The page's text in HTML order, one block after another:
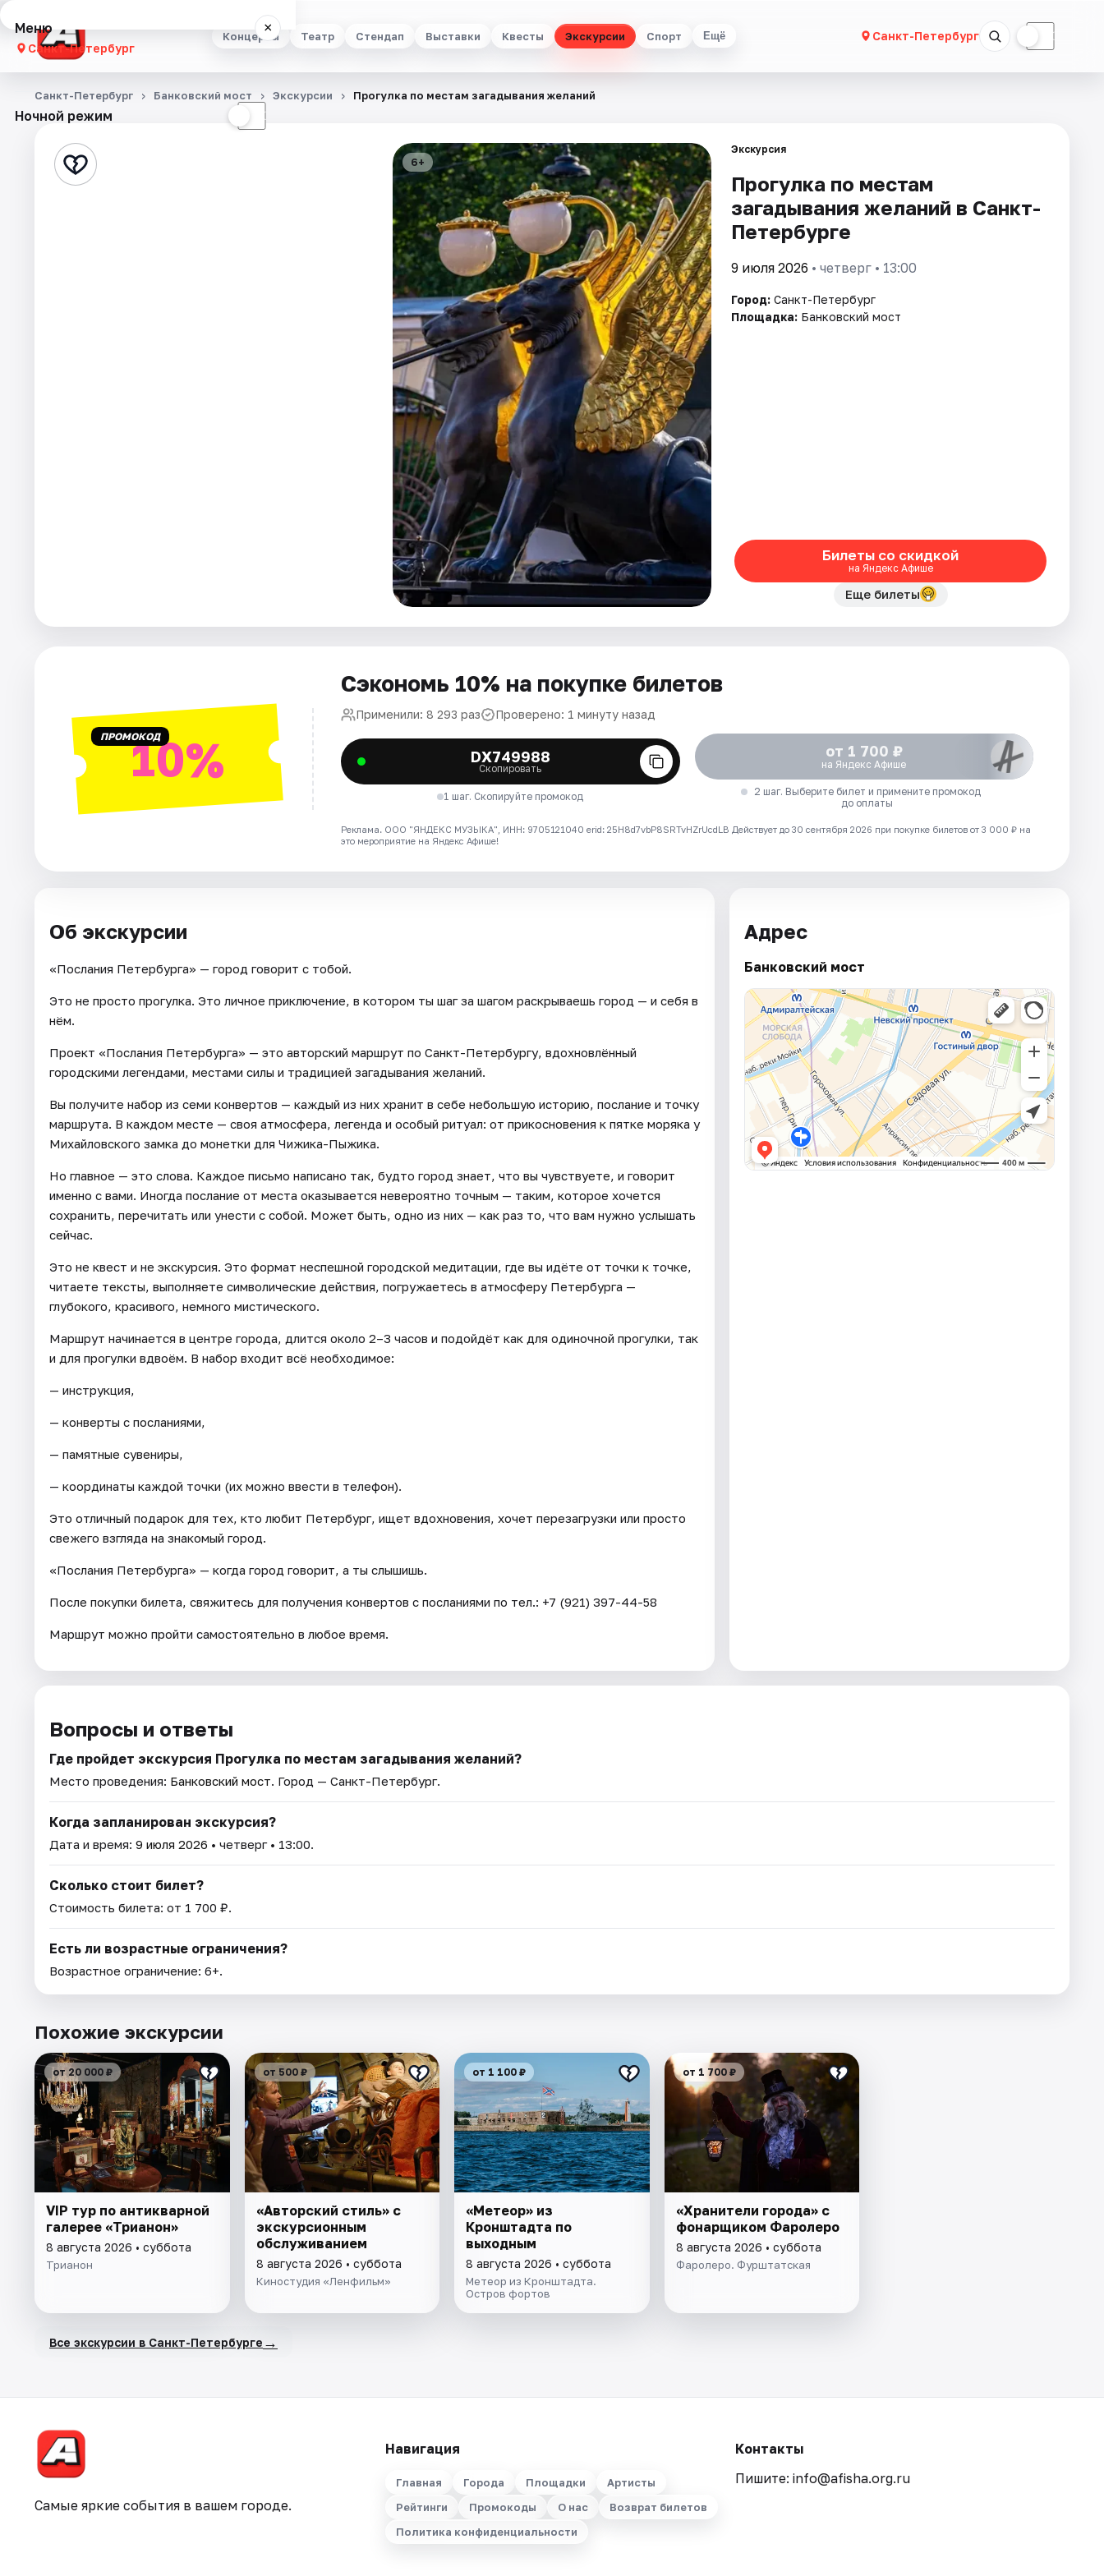
Концерты Театр Стендап Выставки Квесты Экскурсии Спорт Ещё Санкт-Петербург ☾
Меню ×
Санкт-Петербург
Концерты
Стендап
Ночной режим ☾
Санкт-Петербург Банковский мост Экскурсии Прогулка по местам загадывания желаний
6+
Экскурсия
Прогулка по местам
загадывания желаний в Санкт-
Петербурге
9 июля 2026 • четверг • 13:00
Город: Санкт-Петербург
Площадка: Банковский мост
Билеты со скидкой
на Яндекс Афише
Еще билеты
ПРОМОКОД10%
Сэкономь 10% на покупке билетов
Применили: 8 293 раз Проверено: 1 минуту назад
DX749988
Скопировать
1 шаг. Скопируйте промокод
от 1 700 ₽
на Яндекс Афише
2 шаг. Выберите билет и примените промокод
до оплаты
Реклама. ООО "ЯНДЕКС МУЗЫКА", ИНН: 9705121040 erid: 25H8d7vbP8SRTvHZrUcdLB Действует до 30 сентября 2026 при покупке билетов от 3 000 ₽ на
это мероприятие на Яндекс Афише!
Об экскурсии
«Послания Петербурга» — город говорит с тобой.
Это не просто прогулка. Это личное приключение, в котором ты шаг за шагом раскрываешь город — и себя в
нём.
Проект «Послания Петербурга» — это авторский маршрут по Санкт-Петербургу, вдохновлённый
городскими легендами, местами силы и традицией загадывания желаний.
Вы получите набор из семи конвертов — каждый из них хранит в себе небольшую историю, послание и точку
маршрута. В каждом месте — своя атмосфера, легенда и особый ритуал: от прикосновения к пятке моряка у
Михайловского замка до монетки для Чижика-Пыжика.
Но главное — это слова. Каждое письмо написано так, будто город знает, что вы чувствуете, и говорит
именно с вами. Иногда послание от места оказывается невероятно точным — таким, которое хочется
сохранить, перечитать или унести с собой. Может быть, одно из них — как раз то, что вам нужно услышать
сейчас.
Это не квест и не экскурсия. Это формат неспешной городской медитации, где вы идёте от точки к точке,
читаете тексты, выполняете символические действия, погружаетесь в атмосферу Петербурга —
глубокого, красивого, немного мистического.
Маршрут начинается в центре города, длится около 2–3 часов и подойдёт как для одиночной прогулки, так
и для прогулки вдвоём. В набор входит всё необходимое:
— инструкция,
— конверты с посланиями,
— памятные сувениры,
— координаты каждой точки (их можно ввести в телефон).
Это отличный подарок для тех, кто любит Петербург, ищет вдохновения, хочет перезагрузки или просто
свежего взгляда на знакомый город.
«Послания Петербурга» — когда город говорит, а ты слышишь.
После покупки билета, свяжитесь для получения конвертов с посланиями по тел.: +7 (921) 397-44-58
Маршрут можно пройти самостоятельно в любое время.
Адрес
Банковский мост
Вопросы и ответы
Где пройдет экскурсия Прогулка по местам загадывания желаний?
Место проведения: Банковский мост. Город — Санкт-Петербург.
Когда запланирован экскурсия?
Дата и время: 9 июля 2026 • четверг • 13:00.
Сколько стоит билет?
Стоимость билета: от 1 700 ₽.
Есть ли возрастные ограничения?
Возрастное ограничение: 6+.
Похожие экскурсии
от 20 000 ₽
VIP тур по антикварной
галерее «Трианон»
8 августа 2026 • суббота
Трианон
от 500 ₽
«Авторский стиль» с
экскурсионным
обслуживанием
8 августа 2026 • суббота
Киностудия «Ленфильм»
от 1 100 ₽
«Метеор» из
Кронштадта по
выходным
8 августа 2026 • суббота
Метеор из Кронштадта.
Остров фортов
от 1 700 ₽
«Хранители города» с
фонарщиком Фаролеро
8 августа 2026 • суббота
Фаролеро. Фурштатская
Все экскурсии в Санкт-Петербурге →
Самые яркие события в вашем городе.
Навигация
Главная Города Площадки
Артисты
Рейтинги
Промокоды О нас
Возврат билетов
Политика конфиденциальности
Контакты
Пишите: info@afisha.org.ru